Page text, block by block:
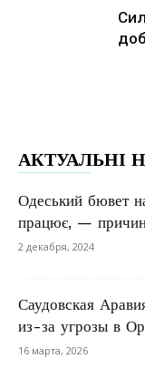
АКТУАЛЬНІ
Одеський бювет
працює, —
2 декабря, 2024
Саудовская
из-за угрозы в
16 марта, 2026